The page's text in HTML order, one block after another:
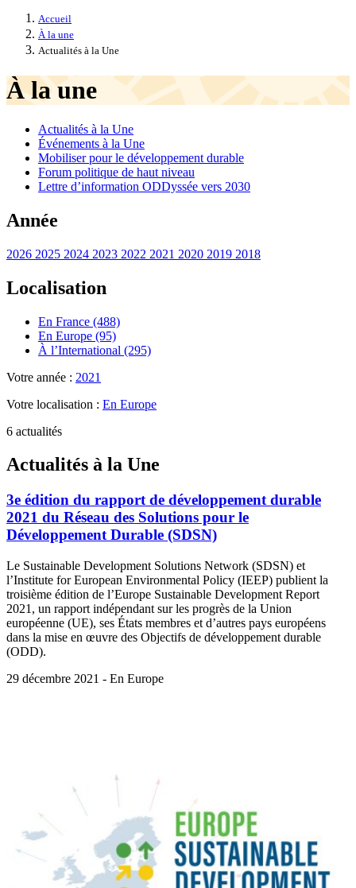
Accueil
À la une
Actualités à la Une
À la une
Actualités à la Une
Événements à la Une
Mobiliser pour le développement durable
Forum politique de haut niveau
Lettre d’information ODDyssée vers 2030
Année
2026 2025 2024 2023 2022 2021 2020 2019 2018
Localisation
En France (488)
En Europe (95)
À l’International (295)
Votre année : 2021
Votre localisation : En Europe
6 actualités
Actualités à la Une
3e édition du rapport de développement durable
2021 du Réseau des Solutions pour le
Développement Durable (SDSN)
Le Sustainable Development Solutions Network (SDSN) et
l’Institute for European Environmental Policy (IEEP) publient la
troisième édition de l’Europe Sustainable Development Report
2021, un rapport indépendant sur les progrès de la Union
européenne (UE), ses États membres et d’autres pays européens
dans la mise en œuvre des Objectifs de développement durable
(ODD).
29 décembre 2021 - En Europe